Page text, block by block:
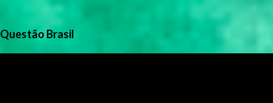
Questão Brasil